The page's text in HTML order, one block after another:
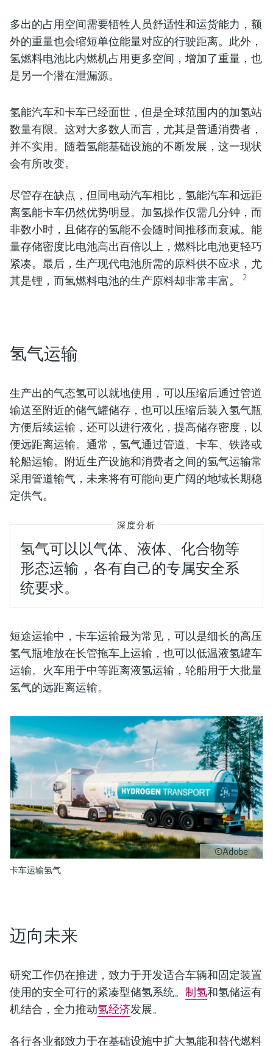
多出的占用空间需要牺牲人员舒适性和运货能力，额
外的重量也会缩短单位能量对应的行驶距离。此外，
氢燃料电池比内燃机占用更多空间，增加了重量，也
是另一个潜在泄漏源。
氢能汽车和卡车已经面世，但是全球范围内的加氢站
数量有限。这对大多数人而言，尤其是普通消费者，
并不实用。随着氢能基础设施的不断发展，这一现状
会有所改变。
尽管存在缺点，但同电动汽车相比，氢能汽车和远距
离氢能卡车仍然优势明显。加氢操作仅需几分钟，而
非数小时，且储存的氢能不会随时间推移而衰减。能
量存储密度比电池高出百倍以上，燃料比电池更轻巧
紧凑。最后，生产现代电池所需的原料供不应求，尤
其是锂，而氢燃料电池的生产原料却非常丰富。
2
氢气运输
生产出的气态氢可以就地使用，可以压缩后通过管道
输送至附近的储气罐储存，也可以压缩后装入氢气瓶
方便后续运输，还可以进行液化，提高储存密度，以
便远距离运输。通常，氢气通过管道、卡车、铁路或
轮船运输。附近生产设施和消费者之间的氢气运输常
采用管道输气，未来将有可能向更广阔的地域长期稳
定供气。
深度分析
氢气可以以气体、液体、化合物等
形态运输，各有自己的专属安全系
统要求。
短途运输中，卡车运输最为常见，可以是细长的高压
氢气瓶堆放在长管拖车上运输，也可以低温液氢罐车
运输。火车用于中等距离液氢运输，轮船用于大批量
氢气的远距离运输。
©Adobe
卡车运输氢气
迈向未来
研究工作仍在推进，致力于开发适合车辆和固定装置
使用的安全可行的紧凑型储氢系统。 制氢和氢储运有
机结合，全力推动氢经济发展。
各行各业都致力于在基础设施中扩大氢能和替代燃料